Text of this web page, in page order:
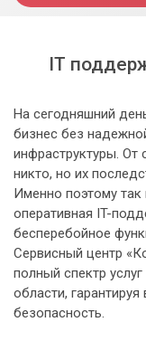
IT
На сегодняшний
бизнес без
инфраструктуры. От
никто, но их
Именно поэтому
оперативная IT-
бесперебойное
Сервисный центр
полный спектр
области,
безопасность.